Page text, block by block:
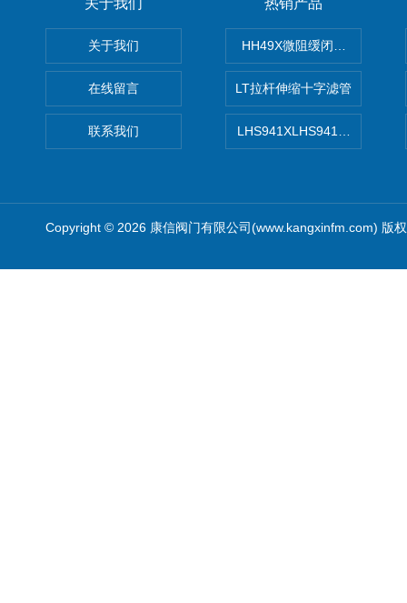
关于我们
关于我们
在线留言
联系我们
热销产品
HH49X微阻缓闭蝶式止回阀
LT拉杆伸缩十字滤管
LHS941XLHS941X调压调流
Copyright © 2026 康信阀门有限公司(www.kangxinfm.com) 版